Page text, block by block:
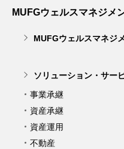
MUFGウェルスマネジメ
MUFGウェルスマネジ
ソリューション・サー
事業承継
資産承継
資産運用
不動産